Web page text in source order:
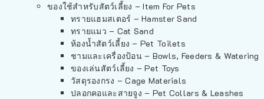
ของใช้สำหรับสัตว์เลี้ยง – Item For Pets
ทรายแฮมสเตอร์ – Hamster Sand
ทรายแมว – Cat Sand
ห้องน้ำสัตว์เลี้ยง – Pet Toilets
ชามและเครื่องป้อน – Bowls, Feeders & Watering
ของเล่นสัตว์เลี้ยง – Pet Toys
วัสดุรองกรง – Cage Materials
ปลอกคอและสายจูง – Pet Collars & Leashes